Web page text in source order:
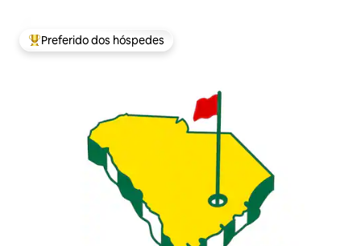
Entre os melhores preferidos dos hóspedes
Preferido dos hóspedes